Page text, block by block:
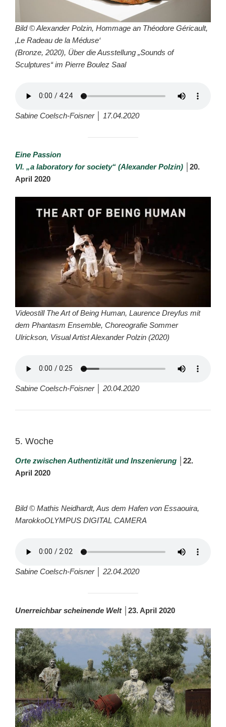
Bild © Alexander Polzin, Hommage an Théodore Géricault,
‚Le Radeau de la Méduse‘
(Bronze, 2020), Über die Ausstellung „Sounds of
Sculptures“ im Pierre Boulez Saal
Sabine Coelsch-Foisner │ 17.04.2020
Eine Passion
VI. „a laboratory for society“ (Alexander Polzin)
20.
April 2020
Videostill The Art of Being Human, Laurence Dreyfus mit
dem Phantasm Ensemble, Choreografie Sommer
Ulrickson, Visual Artist Alexander Polzin (2020)
Sabine Coelsch-Foisner │ 20.04.2020
5. Woche
Orte zwischen Authentizität und Inszenierung
22.
April 2020
Bild © Mathis Neidhardt, Aus dem Hafen von Essaouira,
MarokkoOLYMPUS DIGITAL CAMERA
Sabine Coelsch-Foisner │ 22.04.2020
Unerreichbar scheinende Welt 23. April 2020